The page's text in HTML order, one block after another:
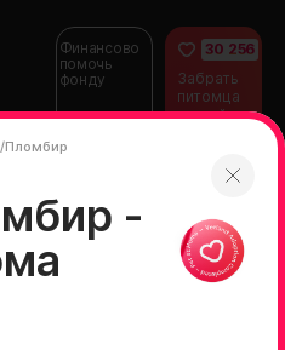
Финансово
помочь
фонду
30 256
Забрать
питомца
домой
Пломбир
-